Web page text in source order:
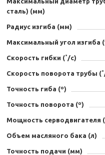
сталь) (мм)
Радиус изгиба (мм)
Максимальный угол изгиба
Скорость гибки (˚/с)
Скорость поворота трубы
Точность гиба (º)
Точность поворота (º)
Мощность серводвигателя
Объем масляного бака (л)
Точность подачи (мм)